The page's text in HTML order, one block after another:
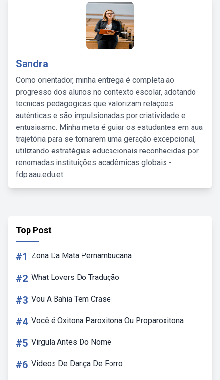
Sandra
Como orientador, minha entrega é completa ao
progresso dos alunos no contexto escolar, adotando
técnicas pedagógicas que valorizam relações
autênticas e são impulsionadas por criatividade e
entusiasmo. Minha meta é guiar os estudantes em sua
trajetória para se tornarem uma geração excepcional,
utilizando estratégias educacionais reconhecidas por
renomadas instituições acadêmicas globais -
fdp.aau.edu.et.
Top Post
#1 Zona Da Mata Pernambucana
#2 What Lovers Do Tradução
#3 Vou A Bahia Tem Crase
#4 Você é Oxitona Paroxitona Ou Proparoxitona
#5 Virgula Antes Do Nome
#6 Videos De Dança De Forro